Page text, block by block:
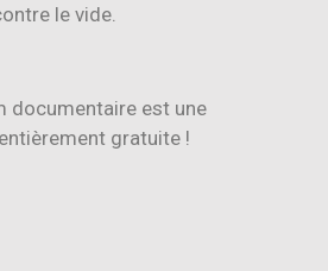
le vide.
documentaire est une
gratuite !